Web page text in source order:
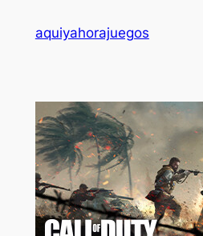
aquiyahorajuegos